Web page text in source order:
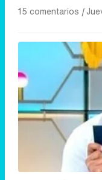
15 comentarios |